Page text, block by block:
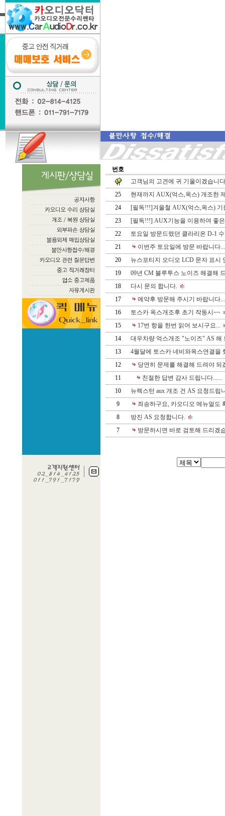
번호
고객님의 고견에 귀 기울이겠습니
25
현재까지 AUX(억스,옥스) 개조한
24
[필독!!!]겨울철 AUX(억스,옥스) 기
23
[필독!!!] AUX기능을 이용하여 좋
22
토요일 방문드렸던 클라리온 D-1
21
이번주 토요일에 방문 바랍니다...
20
뉴스포티지 오디오 LCD 문자 표시
19
09년 CM 블루투스 노이즈 해결해
18
다시 문의 합니다.
17
예약후 방문해 주시기 바랍니다
16
토스카 옥스개조후 초기 작동시~~
15
17번 항을 한번 읽어 보시구요...
14
대우차량 억스개조 "노이즈" AS 해
13
4월달에 토스카 네비와옥스연결을
12
당연히 문제를 해결해 드려야 되
11
친절한 답변 감사 드립니다......
10
뉴렉스턴 aux 개조 건 AS 요청드립
9
죄송하구요, 카오디오 메뉴얼도
8
방진 AS 요청합니다.
7
방문하시면 바로 검토해 드리겠